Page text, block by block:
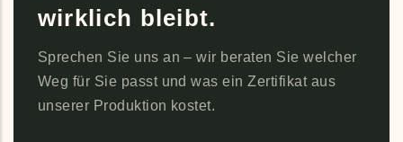
wirklich bleibt.
Sprechen Sie uns an – wir beraten Sie welcher
Weg für Sie passt und was ein Zertifikat aus
unserer Produktion kostet.